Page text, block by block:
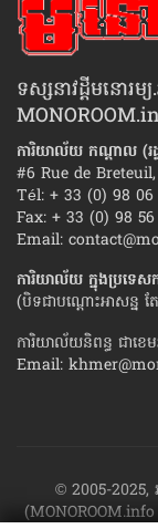
ទស្សនាវដ្ដីមនោរម្
ការិយាល័យ កណ្ដាល (រ
#6 Rue de
Tél: + 33 (0) 98 06
Fax: + 33 (0) 98
Email:
ការិយាល័យ ក្នុង​ប្រទេស​ក
(បិទជាបណ្ដោះអាសន្ន
ការិយាល័យនិពន្ធ ជាខេម
Email:
© 2005-2025,